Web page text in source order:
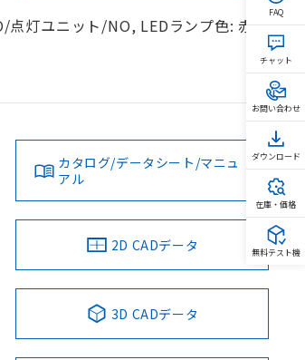
灯ユニット/NO, LEDランプ色: 赤,
カタログ/データシート/マニュ
アル
2D CADデータ
3D CADデータ
FAQ
チャット
お問い合わせ
ダウンロード
在庫・価格
無料テスト機